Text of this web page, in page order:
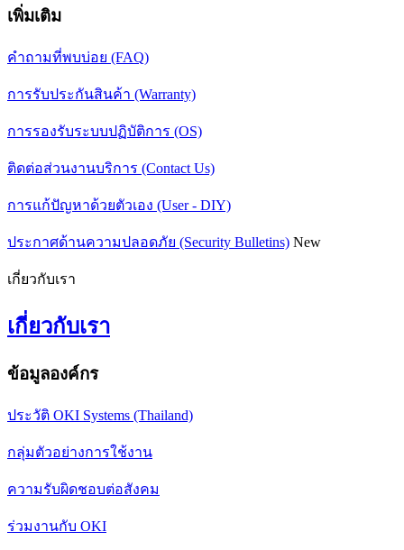
เพิ่มเติม
คำถามที่พบบ่อย (FAQ)
การรับประกันสินค้า (Warranty)
การรองรับระบบปฏิบัติการ (OS)
ติดต่อส่วนงานบริการ (Contact Us)
การแก้ปัญหาด้วยตัวเอง (User - DIY)
ประกาศด้านความปลอดภัย (Security Bulletins) New
เกี่ยวกับเรา
เกี่ยวกับเรา
ข้อมูลองค์กร
ประวัติ OKI Systems (Thailand)
กลุ่มตัวอย่างการใช้งาน
ความรับผิดชอบต่อสังคม
ร่วมงานกับ OKI